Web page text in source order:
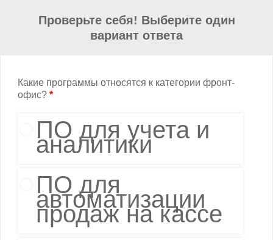
Проверьте себя! Выберите один
вариант ответа
Какие программы относятся к категории фронт-
офис? *
ПО для учета и
аналитики
ПО для
автоматизации
продаж на кассе